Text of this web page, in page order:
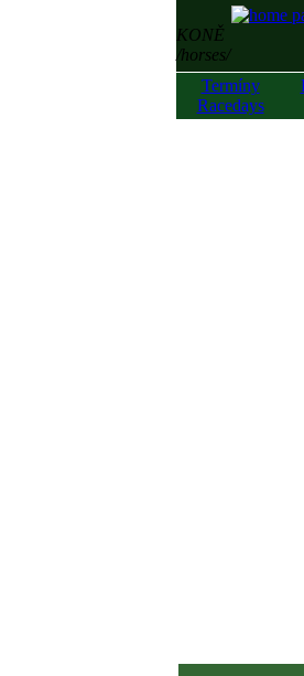
KONĚ
/horses/
Termíny
Racedays